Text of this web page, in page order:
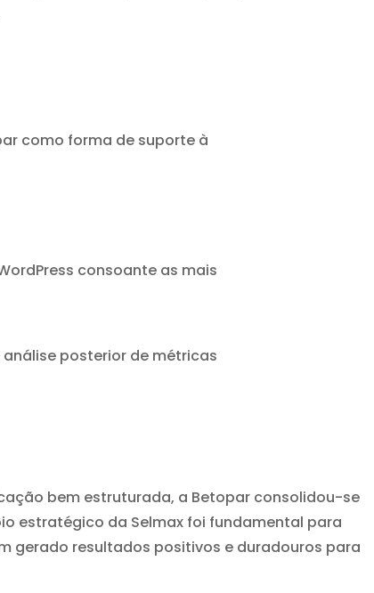
como forma de suporte à
consoante as mais
posterior de métricas
bem estruturada, a Betopar consolidou-se
estratégico da Selmax foi fundamental para
gerado resultados positivos e duradouros para